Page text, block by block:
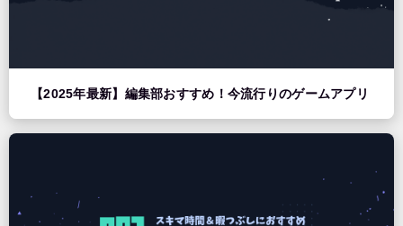
【2025年最新】編集部おすすめ！今流行りのゲームアプリ